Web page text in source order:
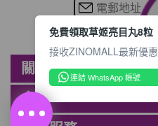
關於ZINOMALL
會員
免費領取草姬亮目丸8粒
接收ZINOMALL最新優惠
連結 WhatsApp 帳號